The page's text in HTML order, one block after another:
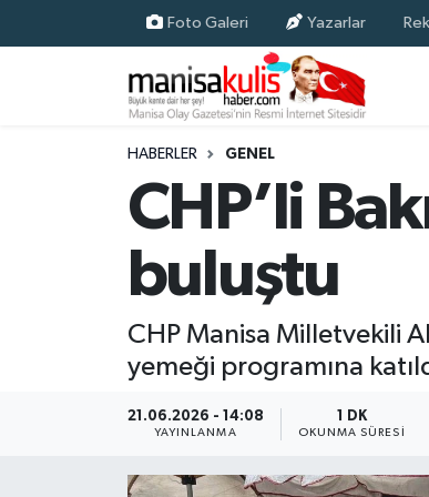
Foto Galeri Yazarlar
HABERLER GENEL
CHP’li
buluştu
CHP Manisa Milletvekili
yemeği programına
21.06.2026 - 14:08
YAYINLANMA
1 DK
OKUNMA SÜRESI
Ekonomi
Resmi İlan
Siyaset
Yunusemre Nöbetçi Eczaneler
Yunusemre Trafik Yoğunluk Haritası
Süper Lig Puan Durumu ve Fikstür
Son Dakika Haberleri
Haber Arşivi